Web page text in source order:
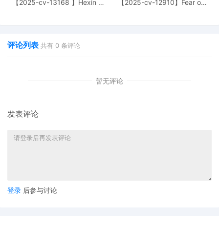
【2025-cv-13168 】Hexin 塑
【2025-cv-12910】Fear of
评论列表 共有 0 条评论
暂无评论
发表评论
登录 后参与讨论